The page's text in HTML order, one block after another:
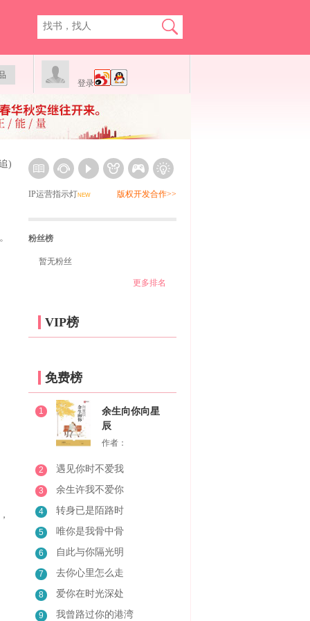
登录
)
IP运营指示灯NEW 版权开发合作>>
粉丝榜
暂无粉丝
更多排名
VIP榜
免费榜
1
余生向你向星
辰
作者：
2 遇见你时不爱我
3 余生许我不爱你
4 转身已是陌路时
5 唯你是我骨中骨
6 自此与你隔光明
7 去你心里怎么走
8 爱你在时光深处
9 我曾路过你的港湾